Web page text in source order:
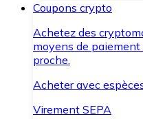
Coupons crypto
Achetez des
moyens de
proche.
Acheter avec
Virement SEPA